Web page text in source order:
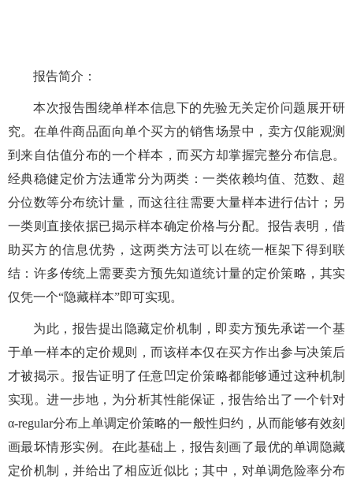
报告简介：
本次报告围绕单样本信息下的先验无关定价问题展开研
究。在单件商品面向单个买方的销售场景中，卖方仅能观测
到来自估值分布的一个样本，而买方却掌握完整分布信息。
经典稳健定价方法通常分为两类：一类依赖均值、范数、超
分位数等分布统计量，而这往往需要大量样本进行估计；另
一类则直接依据已揭示样本确定价格与分配。报告表明，借
助买方的信息优势，这两类方法可以在统一框架下得到联
结：许多传统上需要卖方预先知道统计量的定价策略，其实
仅凭一个“隐藏样本”即可实现。
为此，报告提出隐藏定价机制，即卖方预先承诺一个基
于单一样本的定价规则，而该样本仅在买方作出参与决策后
才被揭示。报告证明了任意凹定价策略都能够通过这种机制
实现。进一步地，为分析其性能保证，报告给出了一个针对
α-regular分布上单调定价策略的一般性归约，从而能够有效刻
画最坏情形实例。在此基础上，报告刻画了最优的单调隐藏
定价机制，并给出了相应近似比；其中，对单调危险率分布